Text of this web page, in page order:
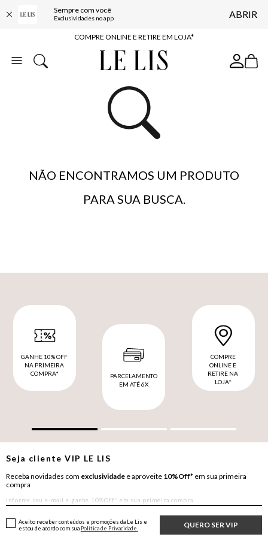
Sempre com você
Exclusividades no app ABRIR
10% OFF NA PRIMEIRA COMPRA*
COMPRE ONLINE E RETIRE EM LOJA*
ENTREGA EXPRESSA*
BAIXE O APP
10% OFF NA PRIMEIRA COMPRA*
NÃO ENCONTRAMOS UM PRODUTO
PARA SUA BUSCA.
GANHE 10% OFF
NA PRIMEIRA
COMPRA*
PARCELAMENTO
EM ATÉ 6X
COMPRE
ONLINE E
RETIRE NA
LOJA*
Seja clienteVIP LE LIS
Receba novidades com exclusividade e aproveite 10%Off* em sua primeira
compra
QUERO SER VIP
Aceito receber conteúdos e promoções da Le Lis e
estou de acordo com sua Política de Privacidade.